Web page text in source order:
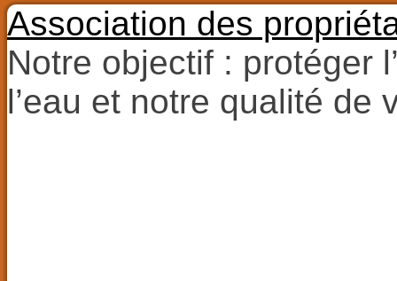
Association des
Notre objectif : protéger
l’eau et notre qualité de